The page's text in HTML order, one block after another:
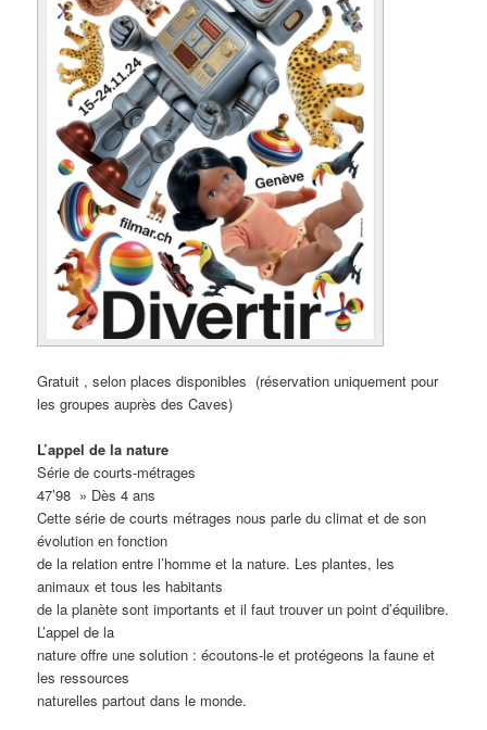
Gratuit , selon places disponibles (réservation uniquement pour
les groupes auprès des Caves)
L’appel de la nature
Série de courts-métrages
47’98 » Dès 4 ans
Cette série de courts métrages nous parle du climat et de son
évolution en fonction
de la relation entre l’homme et la nature. Les plantes, les
animaux et tous les habitants
de la planète sont importants et il faut trouver un point d’équilibre.
L’appel de la
nature offre une solution : écoutons-le et protégeons la faune et
les ressources
naturelles partout dans le monde.